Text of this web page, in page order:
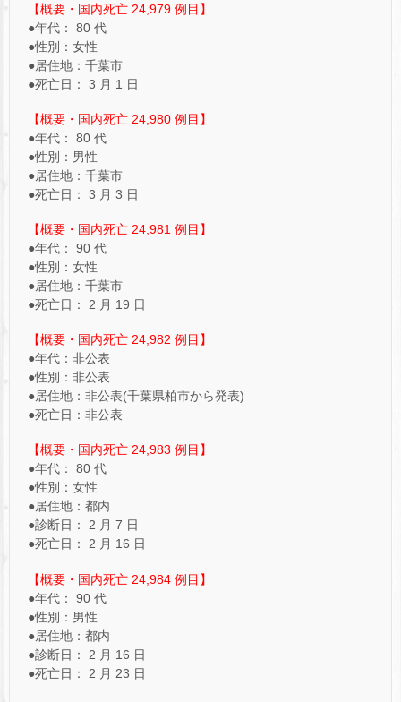
【概要・国内死亡 24,979 例目】
●年代： 80 代
●性別：女性
●居住地：千葉市
●死亡日： 3 月 1 日
【概要・国内死亡 24,980 例目】
●年代： 80 代
●性別：男性
●居住地：千葉市
●死亡日： 3 月 3 日
【概要・国内死亡 24,981 例目】
●年代： 90 代
●性別：女性
●居住地：千葉市
●死亡日： 2 月 19 日
【概要・国内死亡 24,982 例目】
●年代：非公表
●性別：非公表
●居住地：非公表(千葉県柏市から発表)
●死亡日：非公表
【概要・国内死亡 24,983 例目】
●年代： 80 代
●性別：女性
●居住地：都内
●診断日： 2 月 7 日
●死亡日： 2 月 16 日
【概要・国内死亡 24,984 例目】
●年代： 90 代
●性別：男性
●居住地：都内
●診断日： 2 月 16 日
●死亡日： 2 月 23 日